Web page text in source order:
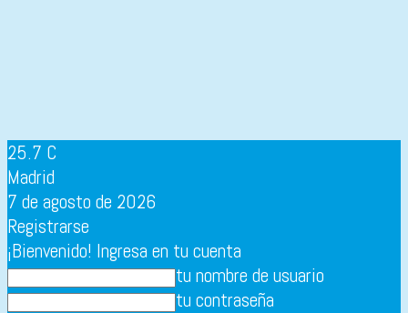
25.7 C
Madrid
7 de agosto de 2026
Registrarse
¡Bienvenido! Ingresa en tu cuenta
tu nombre de usuario
tu contraseña